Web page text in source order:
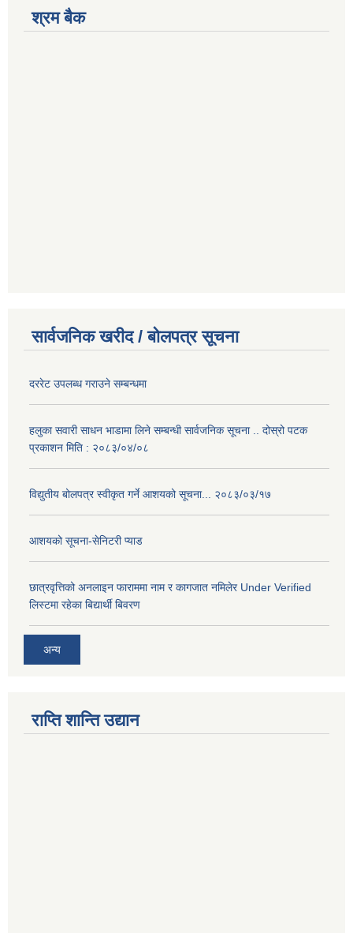
श्रम बैक
सार्वजनिक खरीद / बोलपत्र सूचना
दररेट उपलब्ध गराउने सम्बन्धमा
हलुका सवारी साधन भाडामा लिने सम्बन्धी सार्वजनिक सूचना .. दोस्रो पटक
प्रकाशन मिति : २०८३/०४/०८
विद्युतीय बोलपत्र स्वीकृत गर्ने आशयको सूचना... २०८३/०३/१७
आशयको सूचना-सेनिटरी प्याड
छात्रवृत्तिको अनलाइन फाराममा नाम र कागजात नमिलेर Under Verified
लिस्टमा रहेका बिद्यार्थी बिवरण
अन्य
राप्ति शान्ति उद्यान